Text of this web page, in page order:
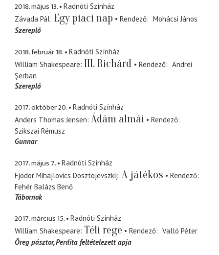
2018. május 13.
Radnóti Színház
Závada Pál Egy piaci nap Rendező
Mohácsi János
Szereplő
2018. február 18.
Radnóti Színház
William Shakespeare III. Richárd Rendező
Andrei
Şerban
Szereplő
2017. október 20.
Radnóti Színház
Anders Thomas Jensen Ádám almái
Rendező
Szikszai Rémusz
Gunnar
2017. május 7.
Radnóti Színház
Fjodor Mihajlovics Dosztojevszkij A játékos
Rendező
Fehér Balázs Benő
Tábornok
2017. március 15.
Radnóti Színház
William Shakespeare Téli rege Rendező
Valló Péter
Öreg pásztor Perdita feltételezett apja